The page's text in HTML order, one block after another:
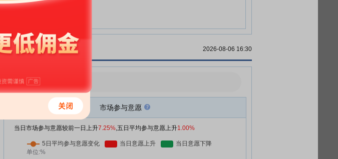
股份2025年度股东
议决议公告
泰股份2026员工持股
股份关于参加2026
市公司投资者网上集
泰股份2025年度股东
京大成(上海)律师事务
股份2026年员工持股
2026-08-06 16:30
所下降，参与意愿有所增强
市场参与意愿
当日市场参与意愿较前一日上升7.25%,五日平均参与意愿上升1.00%